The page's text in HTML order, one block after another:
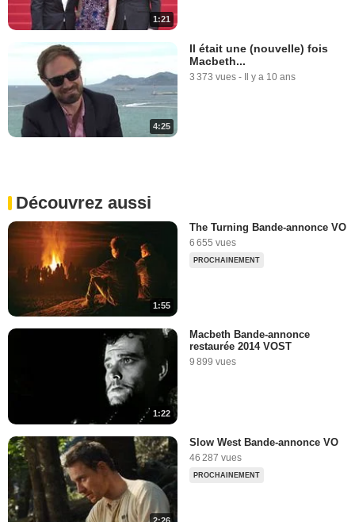
1:21
4:25
Il était une (nouvelle) fois
Macbeth...
3 373 vues - Il y a 10 ans
Découvrez aussi
1:55
The Turning Bande-annonce VO
6 655 vues
PROCHAINEMENT
1:22
Macbeth Bande-annonce
restaurée 2014 VOST
9 899 vues
Slow West Bande-annonce VO
46 287 vues
PROCHAINEMENT